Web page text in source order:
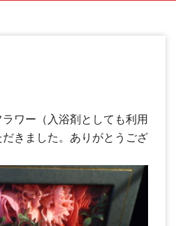
ワー（入浴剤としても利用
きました。ありがとうござ